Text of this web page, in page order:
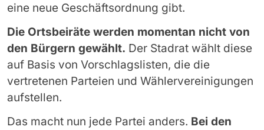
eine neue Geschäftsordnung gibt.
Die Ortsbeiräte werden momentan nicht von
den Bürgern gewählt. Der Stadrat wählt diese
auf Basis von Vorschlagslisten, die die
vertretenen Parteien und Wählervereinigungen
aufstellen.
Das macht nun jede Partei anders. Bei den